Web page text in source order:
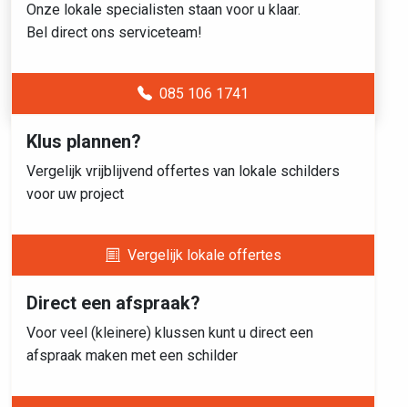
Onze lokale specialisten staan voor u klaar.
Bel direct ons serviceteam!
085 106 1741
Klus plannen?
Vergelijk vrijblijvend offertes van lokale schilders
voor uw project
Vergelijk lokale offertes
Direct een afspraak?
Voor veel (kleinere) klussen kunt u direct een
afspraak maken met een schilder